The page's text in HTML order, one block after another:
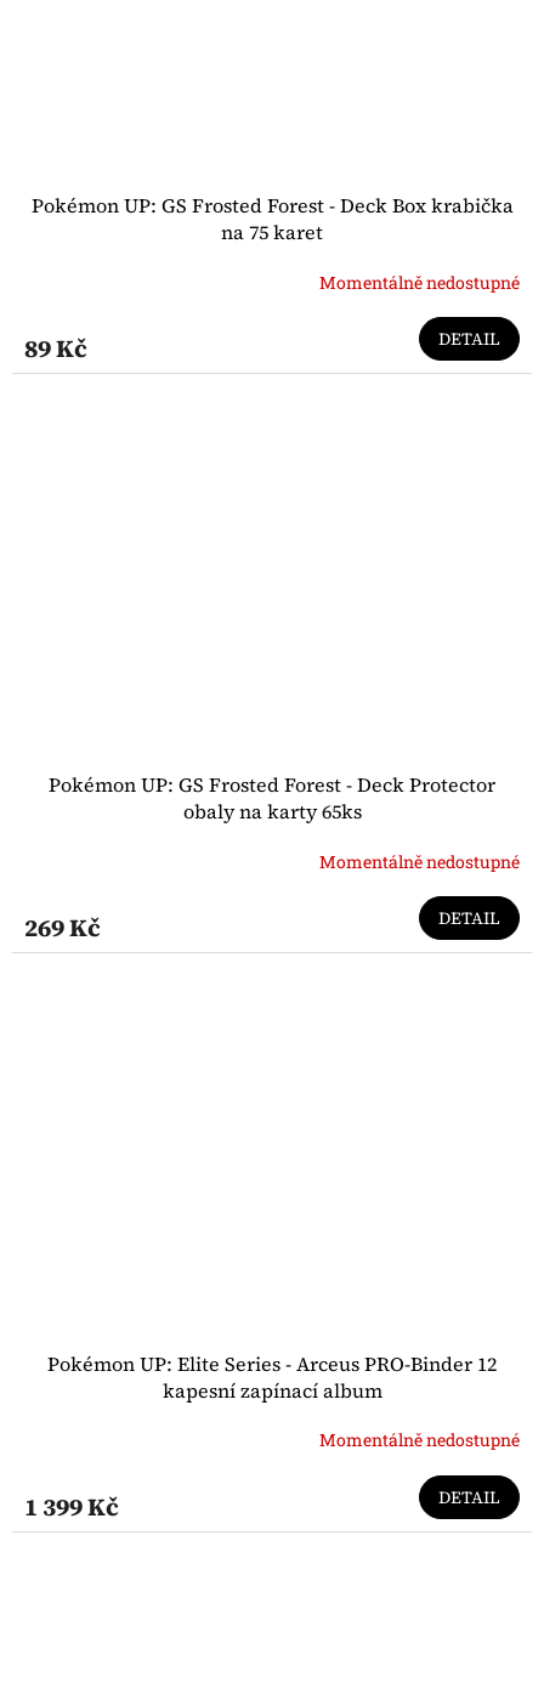
Pokémon UP: GS Frosted Forest - Deck Box krabička
na 75 karet
Momentálně nedostupné
89 Kč DETAIL
Pokémon UP: GS Frosted Forest - Deck Protector
obaly na karty 65ks
Momentálně nedostupné
269 Kč DETAIL
Pokémon UP: Elite Series - Arceus PRO-Binder 12
kapesní zapínací album
Momentálně nedostupné
1 399 Kč DETAIL